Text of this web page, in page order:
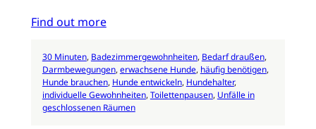
Find out more
30 Minuten, Badezimmergewohnheiten, Bedarf draußen
Darmbewegungen, erwachsene Hunde, häufig benötigen
Hunde brauchen, Hunde entwickeln, Hundehalter
individuelle Gewohnheiten, Toilettenpausen, Unfälle in
geschlossenen Räumen